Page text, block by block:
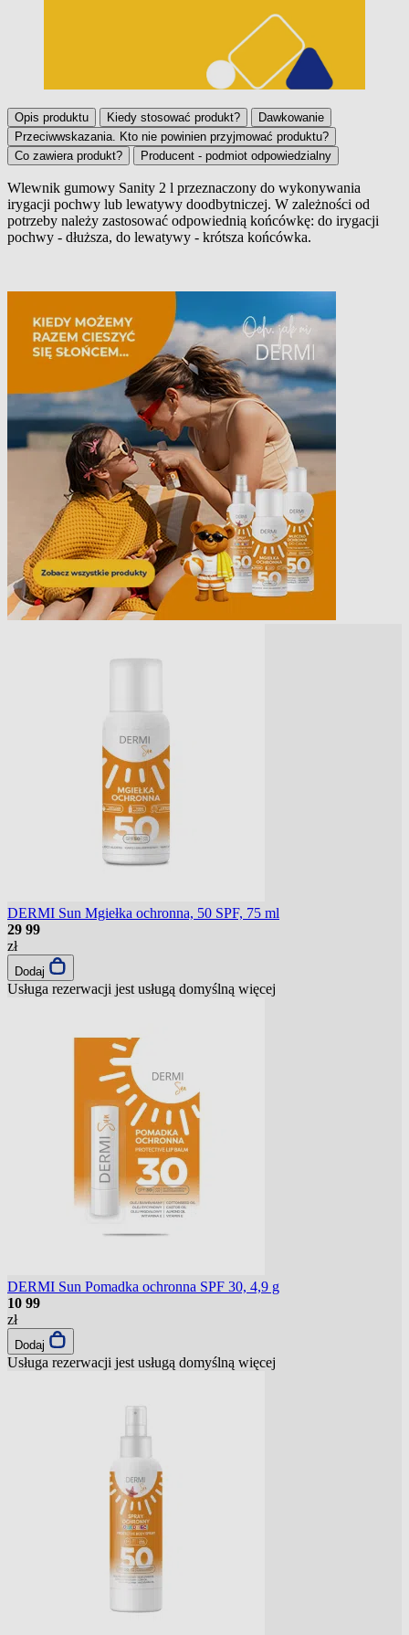
Opis produktu Kiedy stosować produkt?
Dawkowanie
Przeciwwskazania. Kto nie powinien przyjmować produktu?
Co zawiera produkt?
Producent - podmiot odpowiedzialny
Opis produktu
Wlewnik gumowy Sanity 2 l przeznaczony do wykonywania
irygacji pochwy lub lewatywy doodbytniczej. W zależności od
potrzeby należy zastosować odpowiednią końcówkę: do irygacji
pochwy - dłuższa, do lewatywy - krótsza końcówka.
DERMI Sun Mgiełka ochronna, 50 SPF, 75 ml
29 99
zł
Dodaj
Usługa rezerwacji jest usługą domyślną więcej
DERMI Sun Pomadka ochronna SPF 30, 4,9 g
10 99
zł
Dodaj
Usługa rezerwacji jest usługą domyślną więcej